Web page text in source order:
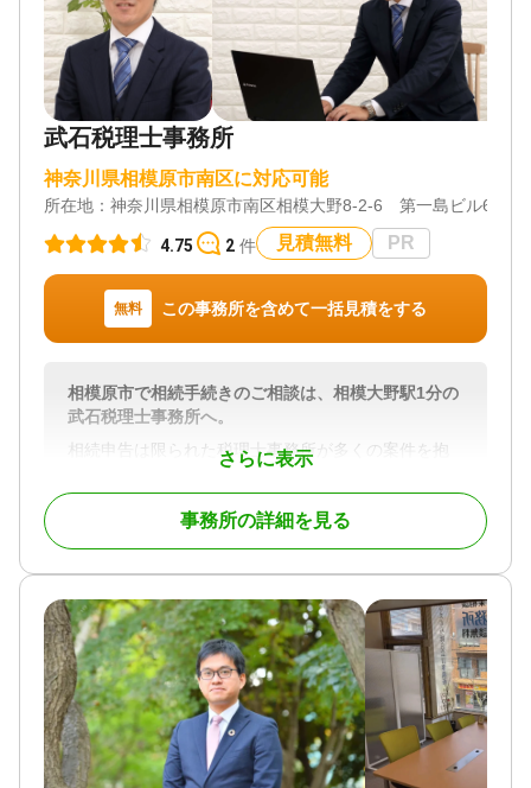
武石税理士事務所
神奈川県相模原市南区に対応可能
所在地： 神奈川県相模原市南区相模大野8-2-6 第一島ビル602
4.75 2 件 見積無料 PR
無料 この事務所を含めて一括見積をする
さらに表示
相模原市で相続手続きのご相談は、相模大野駅1分の
武石税理士事務所へ。
相続申告は限られた税理士事務所が多くの案件を抱
えているため、申告経験豊富な税理士の絶対数が少
なく、どの税理士に依頼してもいいという訳ではあ
相続申告は、税理士が行う申告でも『十人十色』と
いただける相続申告サービスをご提供致します。
対応地域
東京都、神奈川県全域
対応業務
相続税申告
事務所の詳細を見る